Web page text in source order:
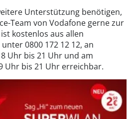
Unterstützung benötigen,
Team von Vodafone gerne zur
kostenlos aus allen
0800 172 12 12, an
Uhr bis 21 Uhr und am
Uhr bis 21 Uhr erreichbar.